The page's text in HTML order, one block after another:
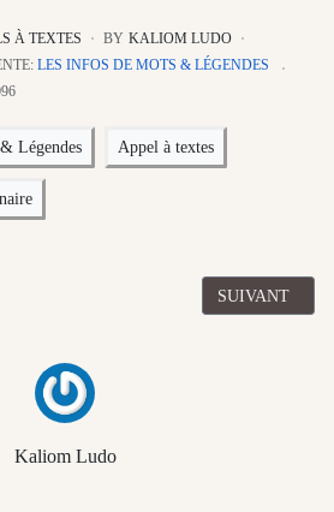
À TEXTES BY KALIOM LUDO
LES INFOS DE MOTS & LÉGENDES
Kaliom Ludo
Légendes Appel à textes
ARTICLE
SUIVANT